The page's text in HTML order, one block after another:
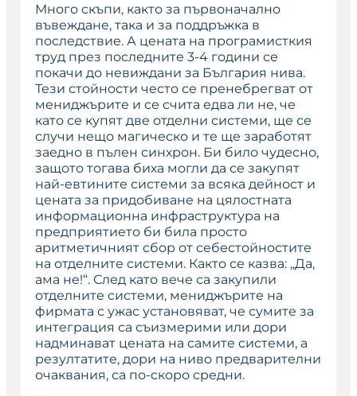
Много скъпи, както за първоначално
въвеждане, така и за поддръжка в
последствие. А цената на програмисткия
труд през последните 3-4 години се
покачи до невиждани за България нива.
Тези стойности често се пренебрегват от
мениджърите и се счита едва ли не, че
като се купят две отделни системи, ще се
случи нещо магическо и те ще заработят
заедно в пълен синхрон. Би било чудесно,
защото тогава биха могли да се закупят
най-евтините системи за всяка дейност и
цената за придобиване на цялостната
информационна инфраструктура на
предприятието би била просто
аритметичният сбор от себестойностите
на отделните системи. Както се казва: „Да,
ама не!“. След като вече са закупили
отделните системи, мениджърите на
фирмата с ужас установяват, че сумите за
интеграция са съизмерими или дори
надминават цената на самите системи, а
резултатите, дори на ниво предварителни
очаквания, са по-скоро средни.